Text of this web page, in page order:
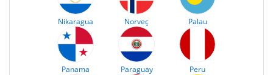
Nikaragua Norveç Palau
Panama Paraguay Peru